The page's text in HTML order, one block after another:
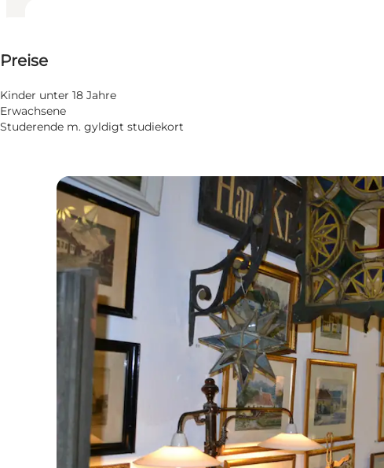
Preise
Kinder unter 18 Jahre
Erwachsene
Studerende m. gyldigt studiekort